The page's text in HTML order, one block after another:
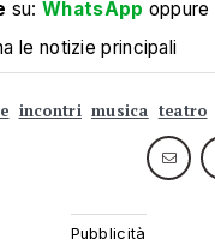
su:WhatsApp oppure
le notizie principali
incontri musica teatro